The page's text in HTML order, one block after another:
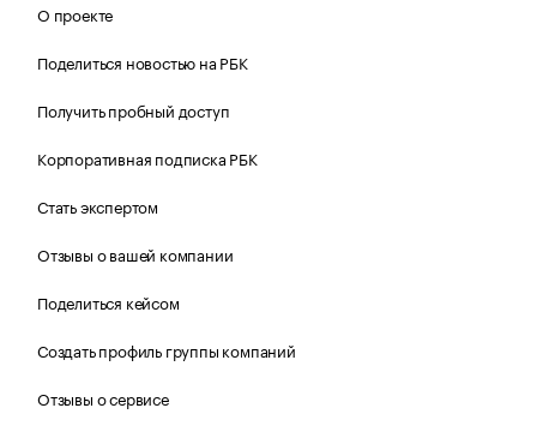
О проекте
Поделиться новостью на РБК
Получить пробный доступ
Корпоративная подписка РБК
Стать экспертом
Отзывы о вашей компании
Поделиться кейсом
Создать профиль группы компаний
Отзывы о сервисе